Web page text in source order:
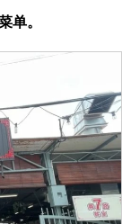
单。